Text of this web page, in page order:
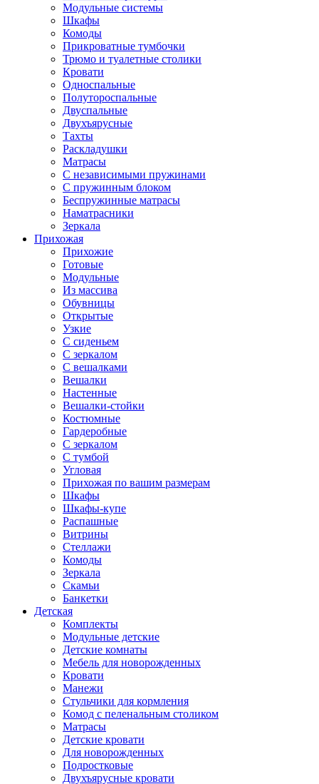
Модульные системы
Шкафы
Комоды
Прикроватные тумбочки
Трюмо и туалетные столики
Кровати
Односпальные
Полутороспальные
Двуспальные
Двухъярусные
Тахты
Раскладушки
Матрасы
С независимыми пружинами
С пружинным блоком
Беспружинные матрасы
Наматрасники
Зеркала
Прихожая
Прихожие
Готовые
Модульные
Из массива
Обувницы
Открытые
Узкие
С сиденьем
С зеркалом
С вешалками
Вешалки
Настенные
Вешалки-стойки
Костюмные
Гардеробные
С зеркалом
С тумбой
Угловая
Прихожая по вашим размерам
Шкафы
Шкафы-купе
Распашные
Витрины
Стеллажи
Комоды
Зеркала
Скамьи
Банкетки
Детская
Комплекты
Модульные детские
Детские комнаты
Мебель для новорожденных
Кровати
Манежи
Стульчики для кормления
Комод с пеленальным столиком
Матрасы
Детские кровати
Для новорожденных
Подростковые
Двухъярусные кровати